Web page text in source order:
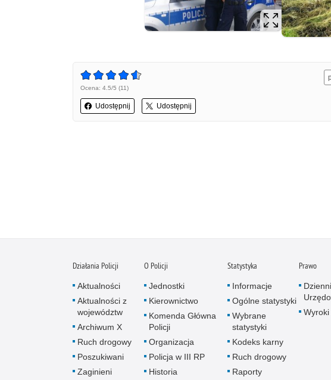
Ocena: 4.5/5 (11)
Udostępnij Udostępnij
Działania Policji
Aktualności
Aktualności z
województw
Archiwum X
Ruch drogowy
Poszukiwani
Zaginieni
O Policji
Jednostki
Kierownictwo
Komenda Główna
Policji
Organizacja
Policja w III RP
Historia
Statystyka
Informacje
Ogólne statystyki
Wybrane
statystyki
Kodeks karny
Ruch drogowy
Raporty
Prawo